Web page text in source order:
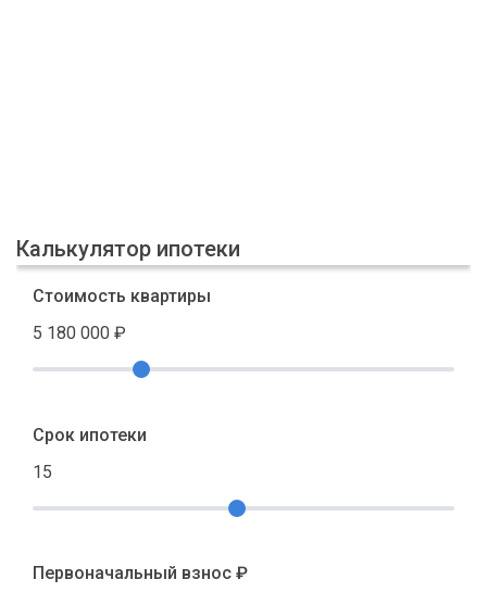
Калькулятор ипотеки
Стоимость квартиры
5 180 000 ₽
Срок ипотеки
15
Первоначальный взнос ₽